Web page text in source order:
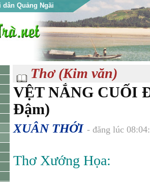
Quảng Ngãi
Thơ (Kim văn)
VỆT NẮNG CUỐI
Đậm)
XUÂN THỚI - đăng lúc
Thơ Xướng Họa: